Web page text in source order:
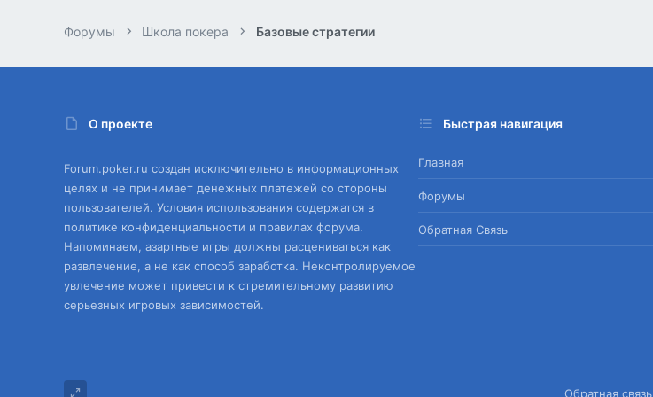
Форумы Школа покера Базовые стратегии
О проекте
Forum.poker.ru создан исключительно в информационных
целях и не принимает денежных платежей со стороны
пользователей. Условия использования содержатся в
политике конфиденциальности и правилах форума.
Напоминаем, азартные игры должны расцениваться как
развлечение, а не как способ заработка. Неконтролируемое
увлечение может привести к стремительному развитию
серьезных игровых зависимостей.
Быстрая навигация
Главная
Форумы
Обратная Связь
Обратная связь